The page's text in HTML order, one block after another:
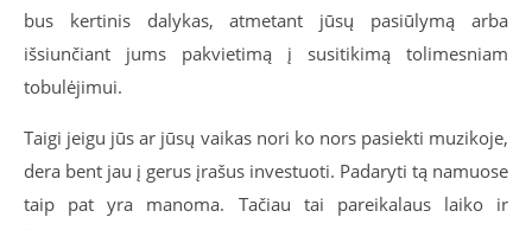
bus kertinis dalykas, atmetant jūsų pasiūlymą arba
išsiunčiant jums pakvietimą į susitikimą tolimesniam
tobulėjimui.
Taigi jeigu jūs ar jūsų vaikas nori ko nors pasiekti muzikoje,
dera bent jau į gerus įrašus investuoti. Padaryti tą namuose
taip pat yra manoma. Tačiau tai pareikalaus laiko ir